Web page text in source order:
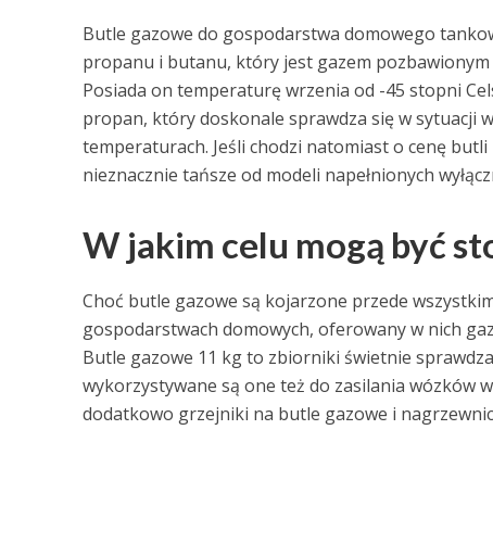
Butle gazowe do gospodarstwa domowego
propanu i butanu, który jest gazem
Posiada on temperaturę wrzenia od -45 stopni
propan, który doskonale sprawdza się w sytuacji
temperaturach. Jeśli chodzi natomiast o cenę
nieznacznie tańsze od modeli napełnionych
W jakim celu mogą być
Choć butle gazowe są kojarzone przede
gospodarstwach domowych, oferowany w nich
Butle gazowe 11 kg to zbiorniki świetnie
wykorzystywane są one też do zasilania wózków
dodatkowo grzejniki na butle gazowe i